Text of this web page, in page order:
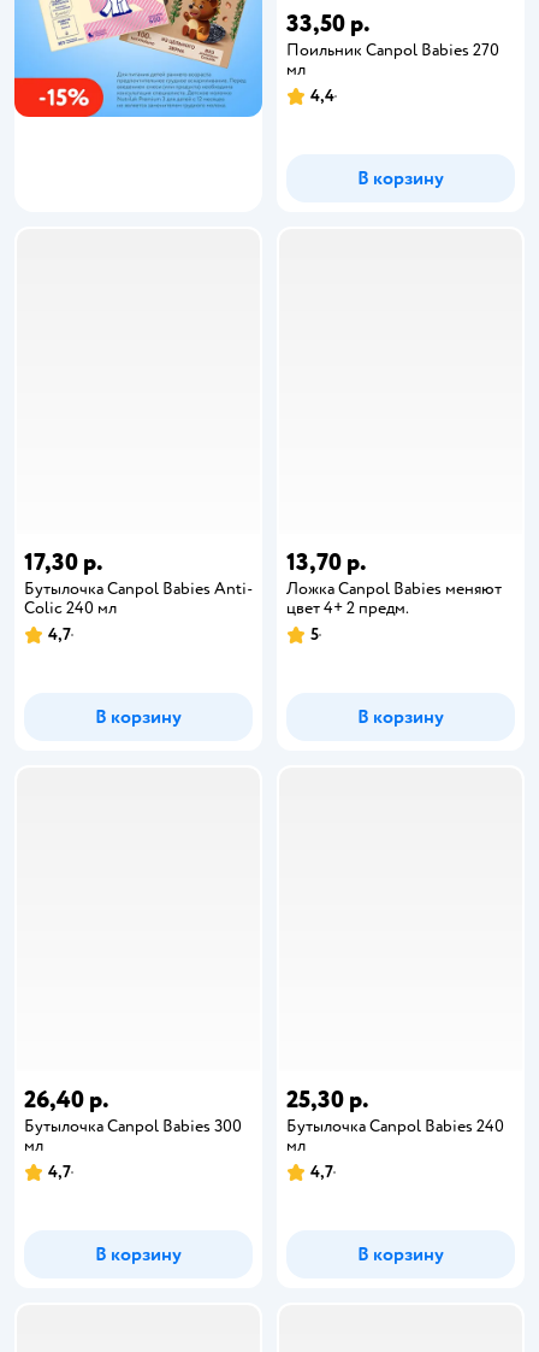
33,50 р.
Поильник Canpol Babies 270
мл
4,4
В корзину
17,30 р.
Бутылочка Canpol Babies Anti-
Colic 240 мл
4,7
В корзину
13,70 р.
Ложка Canpol Babies меняют
цвет 4+ 2 предм.
5
В корзину
26,40 р.
Бутылочка Canpol Babies 300
мл
4,7
В корзину
25,30 р.
Бутылочка Canpol Babies 240
мл
4,7
В корзину